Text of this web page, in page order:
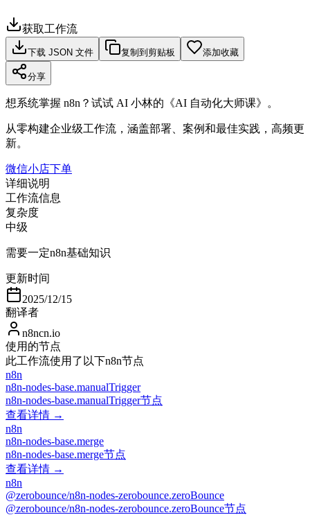
获取工作流
下载 JSON 文件 复制到剪贴板 添加收藏
分享
想系统掌握 n8n？试试 AI 小林的《AI 自动化大师课》。
从零构建企业级工作流，涵盖部署、案例和最佳实践，高频更
新。
微信小店下单
详细说明
工作流信息
复杂度
中级
需要一定n8n基础知识
更新时间
2025/12/15
翻译者
n8ncn.io
使用的节点
此工作流使用了以下n8n节点
n8n
n8n-nodes-base.manualTrigger
n8n-nodes-base.manualTrigger节点
查看详情 →
n8n
n8n-nodes-base.merge
n8n-nodes-base.merge节点
查看详情 →
n8n
@zerobounce/n8n-nodes-zerobounce.zeroBounce
@zerobounce/n8n-nodes-zerobounce.zeroBounce节点